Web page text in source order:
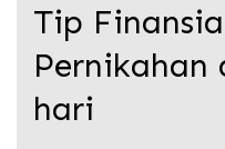
Tip
Pernikahan
hari